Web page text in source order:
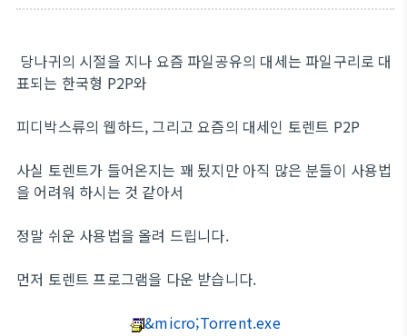
당나귀의 시절을 지나 요즘 파일공유의 대세는 파일구리로 대
표되는 한국형 P2P와
피디박스류의 웹하드, 그리고 요즘의 대세인 토렌트 P2P
사실 토렌트가 들어온지는 꽤 됬지만 아직 많은 분들이 사용법
을 어려워 하시는 것 같아서
정말 쉬운 사용법을 올려 드립니다.
먼저 토렌트 프로그램을 다운 받습니다.
&micro;Torrent.exe